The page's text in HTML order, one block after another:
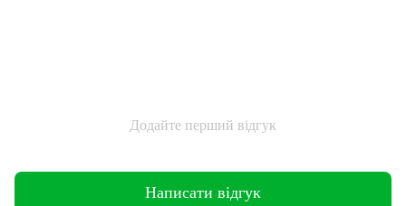
Додайте перший відгук
Написати відгук